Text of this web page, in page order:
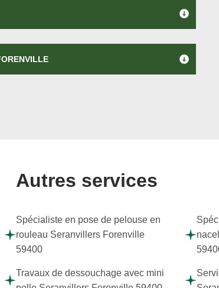
Autres services
Spécialiste en pose de pelouse en
rouleau Seranvillers Forenville
59400
Travaux de dessouchage avec mini